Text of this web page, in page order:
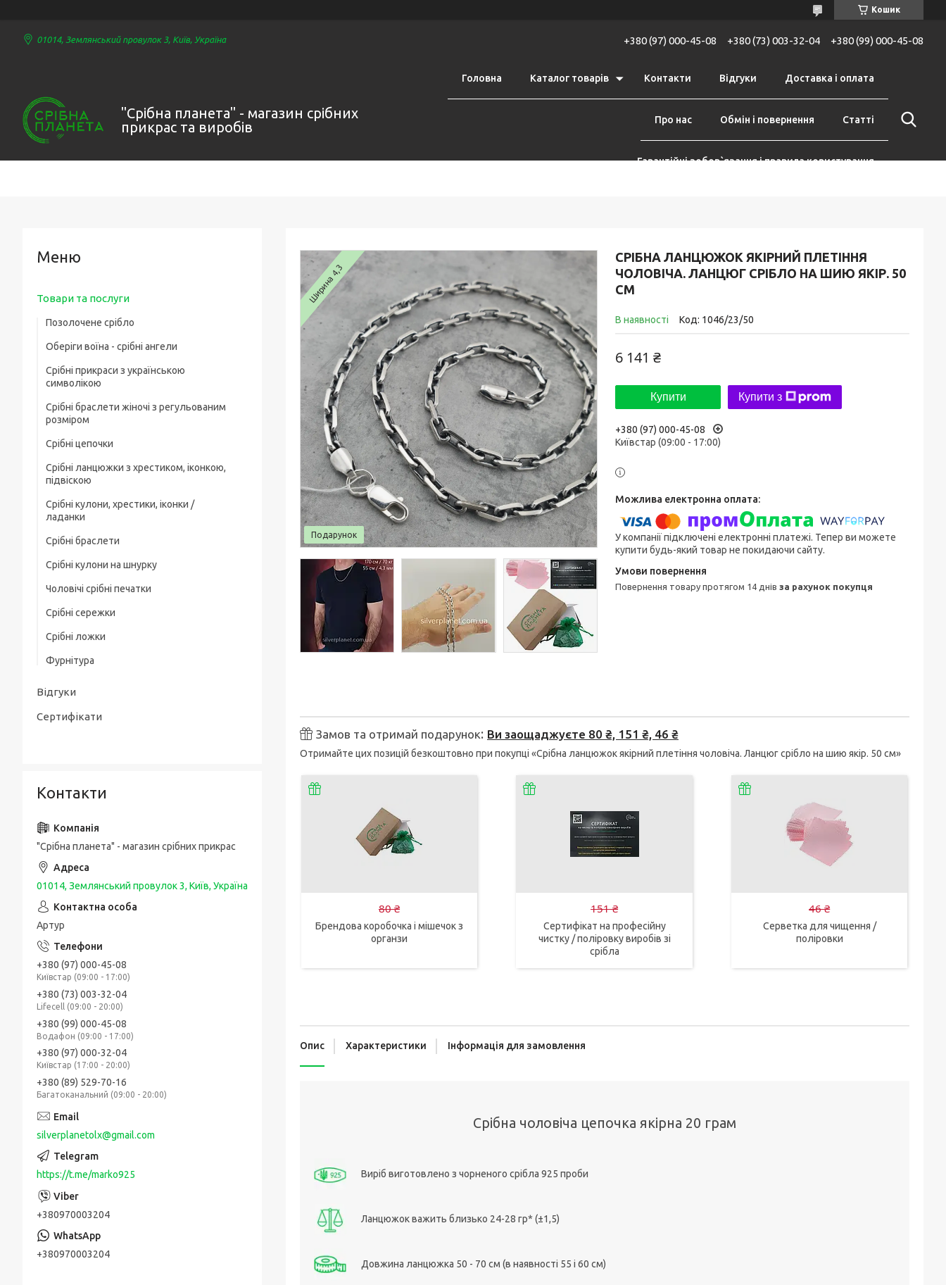
Кошик
01014, Землянський провулок 3, Київ, Україна +380 (97) 000-45-08 +380 (73) 003-32-04 +380 (99) 000-45-08
"Срібна планета" - магазин срібних
прикрас та виробів
Головна Каталог товарів Контакти Відгуки Доставка і оплата
Про нас Обмін і повернення Статті
Гарантійні зобов`язання і правила користування
СРІБНА ЛАНЦЮЖОК ЯКІРНИЙ ПЛЕТІННЯ
ЧОЛОВІЧА. ЛАНЦЮГ СРІБЛО НА ШИЮ ЯКІР. 50
СМ
В наявності Код: 1046/23/50
6 141 ₴
Купити Купити з
+380 (97) 000-45-08
Київстар (09:00 - 17:00)
У компанії підключені електронні платежі. Тепер ви можете
купити будь-який товар не покидаючи сайту.
повернення товару протягом 14 днів за рахунок покупця
Ширина 4,3
Подарунок
Замов та отримай подарунок Ви заощаджуєте 80 ₴, 151 ₴, 46 ₴
Отримайте цих позицій безкоштовно при покупці «Срібна ланцюжок якірний плетіння чоловіча. Ланцюг срібло на шию якір. 50 см»
80 ₴
Брендова коробочка і мішечок з
органзи
151 ₴
Сертифікат на професійну
чистку / поліровку виробів зі
срібла
46 ₴
Серветка для чищення /
поліровки
Опис Характеристики Інформація для замовлення
Срібна чоловіча цепочка якірна 20 грам
Виріб виготовлено з чорненого срібла 925 проби
Ланцюжок важить близько 24-28 гр* (±1,5)
Довжина ланцюжка 50 - 70 см (в наявності 55 і 60 см)
Товари та послуги
Позолочене срібло
Оберіги воїна - срібні ангели
Срібні прикраси з українською
символікою
Срібні браслети жіночі з регульованим
розміром
Срібні цепочки
Чоловічі срібні цепочки
Ювелірний шнурок зі срібним замком
Жіночі цепочки срібні
Товсті срібні ланцюжки
Дитячі срібні цепочки
Срібні ланцюжки з хрестиком, іконкою,
підвіскою
Срібні цепочки з хрестиком
чи іконкою (ладанкою)
Срібні ланцюжки з кулонами / підвісками
Срібні кулони, хрестики, іконки /
ладанки
Срібні хрестики
Срібні підвіски
Срібні іконки / ладанки
Срібні браслети
Чоловічі срібні браслети
Жіночі срібні браслети
Позолочені срібні браслети
Товсті срібні браслети
Чоловічі срібні браслети з золотом
Шовкові браслети з срібними вставками
Срібні кулони на шнурку
Чоловічі срібні печатки
Чоловічі срібні печатки з чорним
золотою накладкою
Срібні каблучки спаси і збережи
Срібні сережки
Срібні ложки
Фурнітура
Відгуки
Сертифікати
Контакти
"Срібна планета" - магазин срібних прикрас
01014, Землянський провулок 3, Київ, Україна
Артур
+380 (97) 000-45-08
Київстар (09:00 - 17:00)
+380 (73) 003-32-04
Lifecell (09:00 - 20:00)
+380 (99) 000-45-08
Водафон (09:00 - 17:00)
+380 (97) 000-32-04
Київстар (17:00 - 20:00)
+380 (89) 529-70-16
Багатоканальний (09:00 - 20:00)
silverplanetolx@gmail.com
https://t.me/marko925
+380970003204
+380970003204